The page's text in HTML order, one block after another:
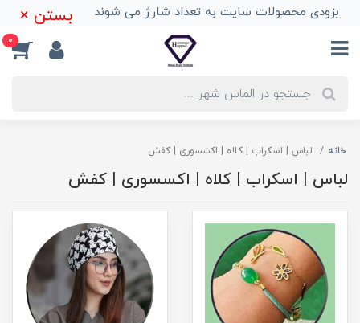
بزودی محصولات سایت به تعداد شارژ می شوند بستن ×
0
خانه لباس | اسکراب | کلاه | اکسسوری | کفش
لباس | اسکراب | کلاه | اکسسوری | کفش